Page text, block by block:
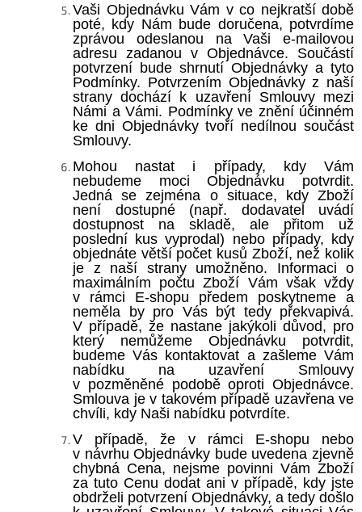
Vaši Objednávku Vám v co nejkratší době
poté, kdy Nám bude doručena, potvrdíme
zprávou odeslanou na Vaši e-mailovou
adresu zadanou v Objednávce. Součástí
potvrzení bude shrnutí Objednávky a tyto
Podmínky. Potvrzením Objednávky z naší
strany dochází k uzavření Smlouvy mezi
Námi a Vámi. Podmínky ve znění účinném
ke dni Objednávky tvoří nedílnou součást
Smlouvy.
Mohou nastat i případy, kdy Vám
nebudeme moci Objednávku potvrdit.
Jedná se zejména o situace, kdy Zboží
není dostupné (např. dodavatel uvádí
dostupnost na skladě, ale přitom už
poslední kus vyprodal) nebo případy, kdy
objednáte větší počet kusů Zboží, než kolik
je z naší strany umožněno. Informaci o
maximálním počtu Zboží Vám však vždy
v rámci E-shopu předem poskytneme a
neměla by pro Vás být tedy překvapivá.
V případě, že nastane jakýkoli důvod, pro
který nemůžeme Objednávku potvrdit,
budeme Vás kontaktovat a zašleme Vám
nabídku na uzavření Smlouvy
v pozměněné podobě oproti Objednávce.
Smlouva je v takovém případě uzavřena ve
chvíli, kdy Naši nabídku potvrdíte.
V případě, že v rámci E-shopu nebo
v návrhu Objednávky bude uvedena zjevně
chybná Cena, nejsme povinni Vám Zboží
za tuto Cenu dodat ani v případě, kdy jste
obdrželi potvrzení Objednávky, a tedy došlo